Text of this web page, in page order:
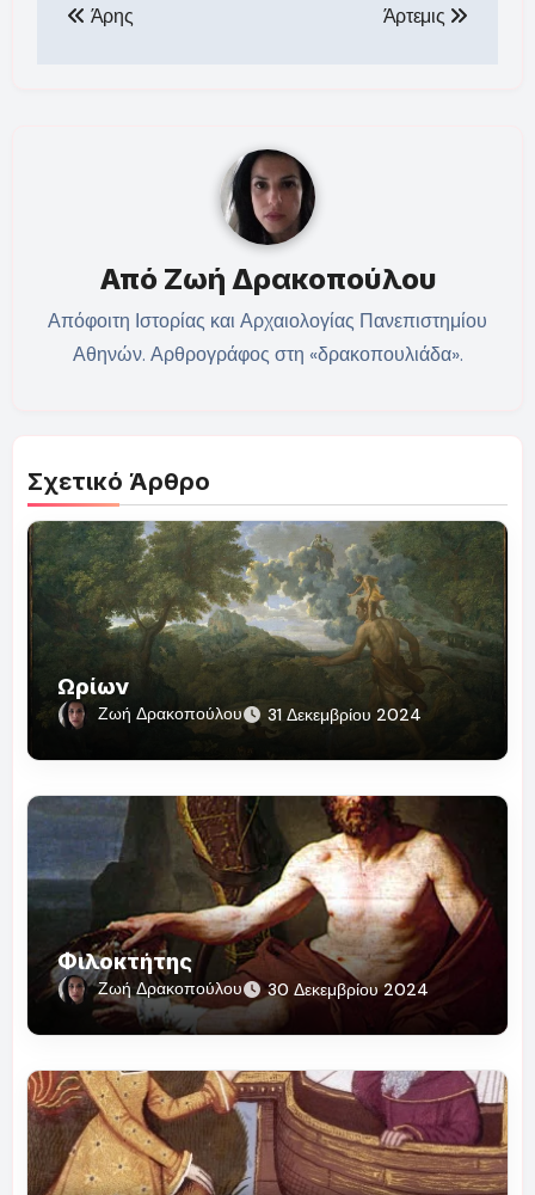
άρθρων
Άρης Άρτεμις
Από Ζωή Δρακοπούλου
Απόφοιτη Ιστορίας και Αρχαιολογίας Πανεπιστημίου
Αθηνών. Αρθρογράφος στη «δρακοπουλιάδα».
Σχετικό Άρθρο
Ωρίων
Ζωή Δρακοπούλου 31 Δεκεμβρίου 2024
Φιλοκτήτης
Ζωή Δρακοπούλου 30 Δεκεμβρίου 2024